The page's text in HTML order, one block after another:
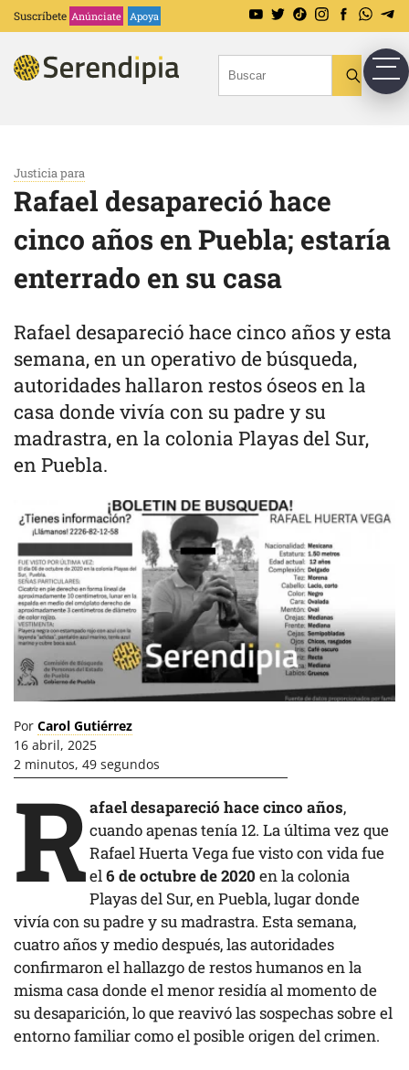
Suscríbete Anúnciate Apoya
Justicia para
Rafael desapareció hace
cinco años en Puebla; estaría
enterrado en su casa
Rafael desapareció hace cinco años y esta
semana, en un operativo de búsqueda,
autoridades hallaron restos óseos en la
casa donde vivía con su padre y su
madrastra, en la colonia Playas del Sur,
en Puebla.
Por Carol Gutiérrez
16 abril, 2025
2 minutos, 49 segundos
Rafael desapareció hace cinco años,
cuando apenas tenía 12. La última vez que
Rafael Huerta Vega fue visto con vida fue
el6 de octubre de 2020 en la colonia
Playas del Sur, en Puebla, lugar donde
vivía con su padre y su madrastra. Esta semana,
cuatro años y medio después, las autoridades
confirmaron el hallazgo de restos humanos en la
misma casa donde el menor residía al momento de
su desaparición, lo que reavivó las sospechas sobre el
entorno familiar como el posible origen del crimen.